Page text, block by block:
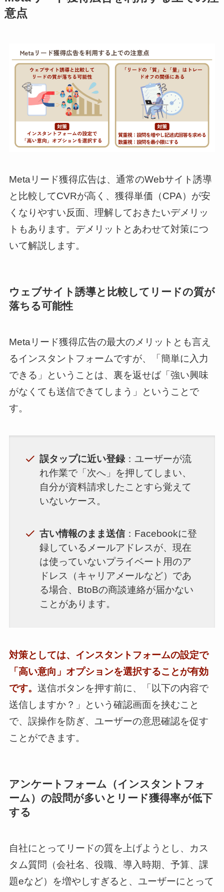
意点
Metaリード獲得広告は、通常のWebサイト誘導
と比較してCVRが高く、獲得単価（CPA）が安
くなりやすい反面、理解しておきたいデメリッ
トもあります。デメリットとあわせて対策につ
いて解説します。
ウェブサイト誘導と比較してリードの質が
落ちる可能性
Metaリード獲得広告の最大のメリットとも言え
るインスタントフォームですが、「簡単に入力
できる」ということは、裏を返せば「強い興味
がなくても送信できてしまう」ということで
す。
誤タップに近い登録：ユーザーが流
れ作業で「次へ」を押してしまい、
自分が資料請求したことすら覚えて
いないケース。
古い情報のまま送信：Facebookに登
録しているメールアドレスが、現在
は使っていないプライベート用のア
ドレス（キャリアメールなど）であ
る場合、BtoBの商談連絡が届かない
ことがあります。
対策としては、インスタントフォームの設定で
「高い意向」オプションを選択することが有効
です。 送信ボタンを押す前に、「以下の内容で
送信しますか？」という確認画面を挟むこと
で、誤操作を防ぎ、ユーザーの意思確認を促す
ことができます。
アンケートフォーム（インスタントフォ
ーム）の設問が多いとリード獲得率が低下
する
自社にとってリードの質を上げようとし、カス
タム質問（会社名、役職、導入時期、予算、課
題eなど）を増やしすぎると、ユーザーにとって